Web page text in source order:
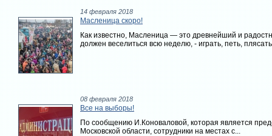
14 февраля 2018
Масленица скоро!
Как известно, Масленица — это древнейший и
должен веселиться всю неделю, - играть, петь,
08 февраля 2018
Все на выборы!
По сообщению И.Коноваловой, которая является
Московской области, сотрудники на местах с...